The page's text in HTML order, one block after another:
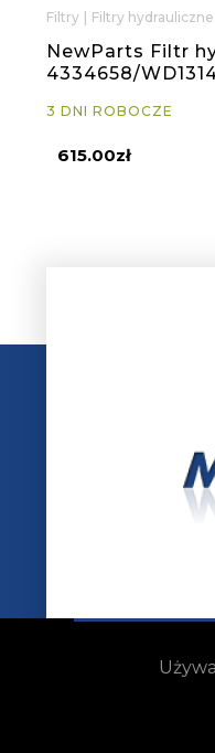
Filtry Filtry hydrauliczne
NewParts Filtr
4334658/
3 DNI ROBOCZE
615.00zł